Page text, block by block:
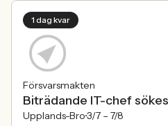
1 dag kvar
Försvarsmakten
Biträdande IT-chef
Upplands-Bro3/7 – 7/8